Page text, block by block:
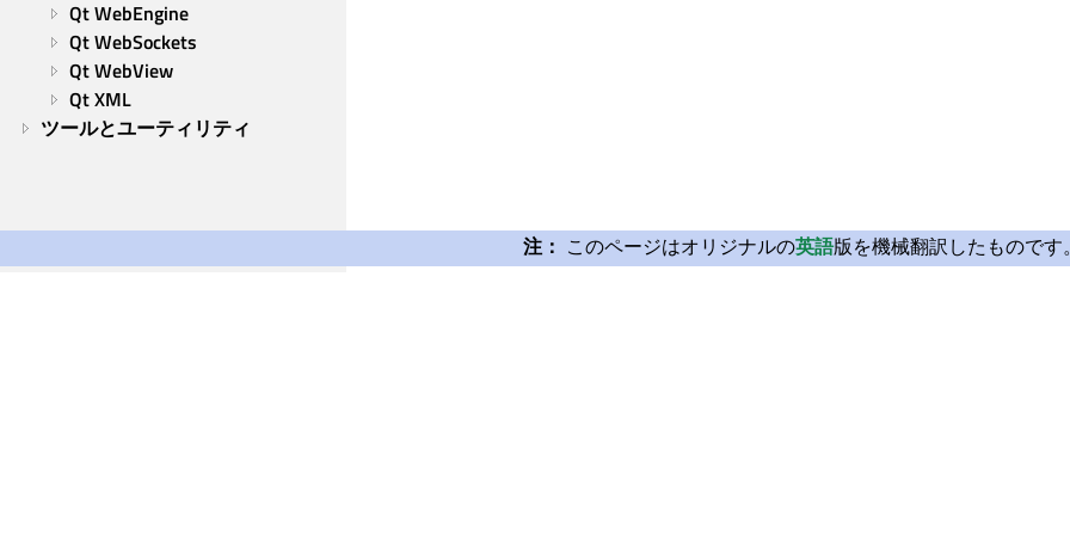
Qt WebEngine
Qt WebSockets
Qt WebView
Qt XML
ツールとユーティリティ
注： このページはオリジナルの英語版を機械翻訳したものです。